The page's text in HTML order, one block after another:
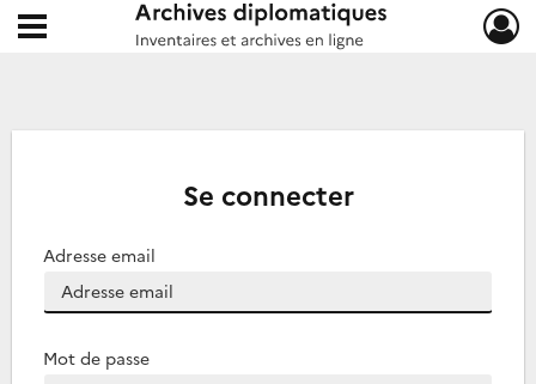
Archives diplomatiques
Ouvrir le menu déroulant
Se connecter
Adresse email
Mot de passe